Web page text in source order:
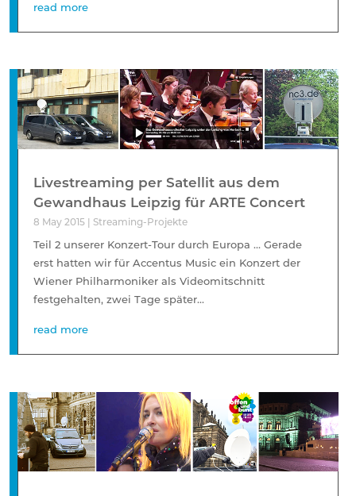
read more
Livestreaming per Satellit aus dem
Gewandhaus Leipzig für ARTE Concert
8 May 2015 | Streaming-Projekte
Teil 2 unserer Konzert-Tour durch Europa … Gerade
erst hatten wir für Accentus Music ein Konzert der
Wiener Philharmoniker als Videomitschnitt
festgehalten, zwei Tage später...
read more